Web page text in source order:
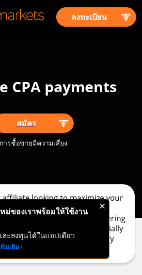
ลงทะเบียน
CPA payments
สมัคร
การซื้อขายมีความเสี่ยง
affiliate looking to maximize your
Look no further than
affiliate program. By partnering
forex broker, you can potentially
CPA commissions for every
trader you refer.
ม่ของเราพร้อมให้ใช้งาน
ละลงทุนได้ในแอปเดียว
พิ่มเติม